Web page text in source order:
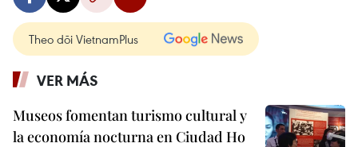
Theo dõi VietnamPlus
VER MÁS
Museos fomentan turismo cultural y
la economía nocturna en Ciudad Ho